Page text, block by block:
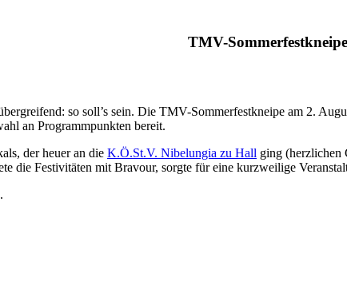
TMV-Sommerfestkneipe
so soll’s sein. Die TMV-Sommerfestkneipe am 2.
an Programmpunkten bereit.
der heuer an die K.Ö.St.V. Nibelungia zu Hall ging (herzlichen
die Festivitäten mit Bravour, sorgte für eine kurzweilige